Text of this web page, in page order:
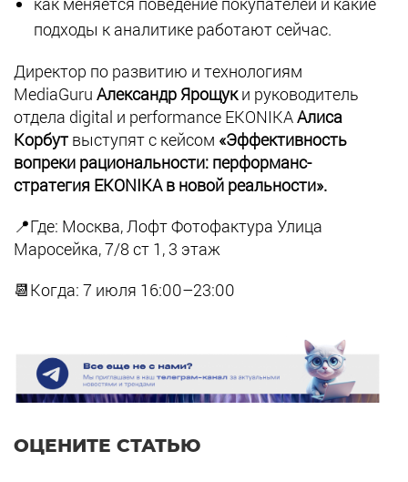
подходы к аналитике работают сейчас.
Директор по развитию и технологиям
MediaGuru Александр Ярощуки руководитель
отдела digital и performance EKONIKAАлиса
Корбут выступят с кейсом «Эффективность
вопреки рациональности: перформанс-
стратегия EKONIKA в новой реальности».
📍Где: Москва, Лофт Фотофактура Улица
Маросейка, 7/8 ст 1​, 3 этаж
📆Когда: 7 июля 16:00–23:00
ОЦЕНИТЕ СТАТЬЮ